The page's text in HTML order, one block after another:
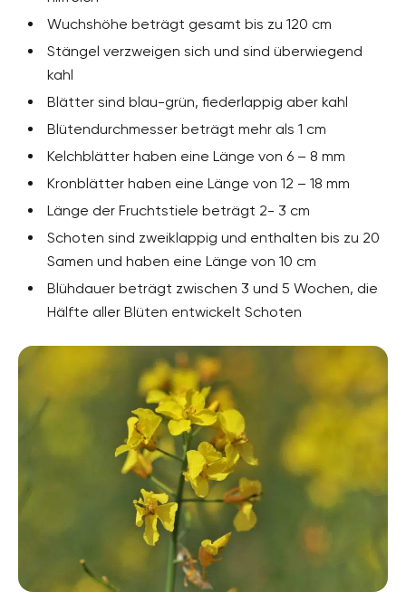
Wuchshöhe beträgt gesamt bis zu 120 cm
Stängel verzweigen sich und sind überwiegend
kahl
Blätter sind blau-grün, fiederlappig aber kahl
Blütendurchmesser beträgt mehr als 1 cm
Kelchblätter haben eine Länge von 6 – 8 mm
Kronblätter haben eine Länge von 12 – 18 mm
Länge der Fruchtstiele beträgt 2- 3 cm
Schoten sind zweiklappig und enthalten bis zu 20
Samen und haben eine Länge von 10 cm
Blühdauer beträgt zwischen 3 und 5 Wochen, die
Hälfte aller Blüten entwickelt Schoten